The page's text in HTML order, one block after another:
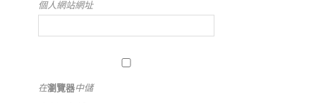
個人網站網址
在瀏覽器中儲